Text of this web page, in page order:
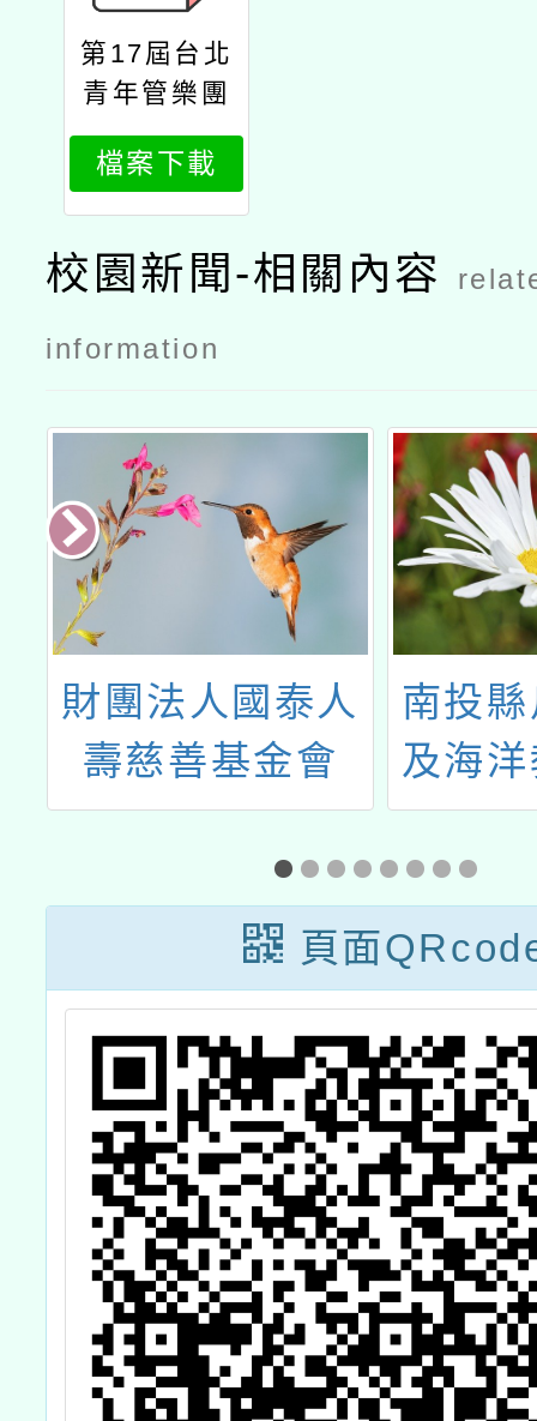
第17屆台北
青年管樂團
陽光管樂夏
令營
檔案下載
校園新聞-相關內容
information
南投縣戶外教育
及海洋教育資源
網
蘆竹
市分
蘆竹
蹟-水
產業
頁面